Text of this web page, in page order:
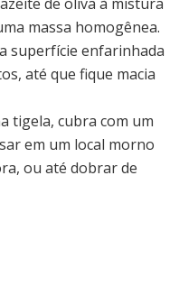
massa homogênea.
superfície enfarinhada
até que fique macia
tigela, cubra com um
em um local morno
ou até dobrar de